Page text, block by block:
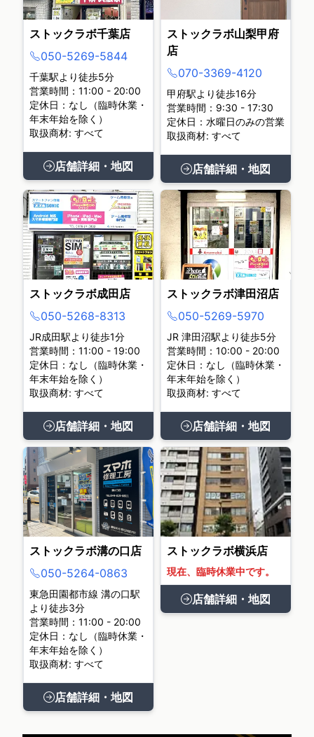
ストックラボ千葉店
050-5269-5844
千葉駅より徒歩5分
営業時間：11:00 - 20:00
定休日：なし（臨時休業・
年末年始を除く）
取扱商材: すべて
店舗詳細・地図
ストックラボ山梨甲府
店
070-3369-4120
甲府駅より徒歩16分
営業時間：9:30 - 17:30
定休日：水曜日のみの営業
取扱商材: すべて
店舗詳細・地図
ストックラボ成田店
050-5268-8313
JR成田駅より徒歩1分
営業時間：11:00 - 19:00
定休日：なし（臨時休業・
年末年始を除く）
取扱商材: すべて
店舗詳細・地図
ストックラボ津田沼店
050-5269-5970
JR 津田沼駅より徒歩5分
営業時間：10:00 - 20:00
定休日：なし（臨時休業・
年末年始を除く）
取扱商材: すべて
店舗詳細・地図
ストックラボ溝の口店
050-5264-0863
東急田園都市線 溝の口駅
より徒歩3分
営業時間：11:00 - 20:00
定休日：なし（臨時休業・
年末年始を除く）
取扱商材: すべて
店舗詳細・地図
ストックラボ横浜店
現在、臨時休業中です。
店舗詳細・地図